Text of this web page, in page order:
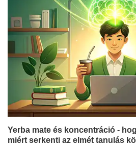
Yerba mate és koncentráció -
miért serkenti az elmét tanulás